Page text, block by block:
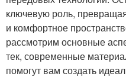
ключевую роль,
и комфортное
рассмотрим основные
тек, современные
помогут вам создать